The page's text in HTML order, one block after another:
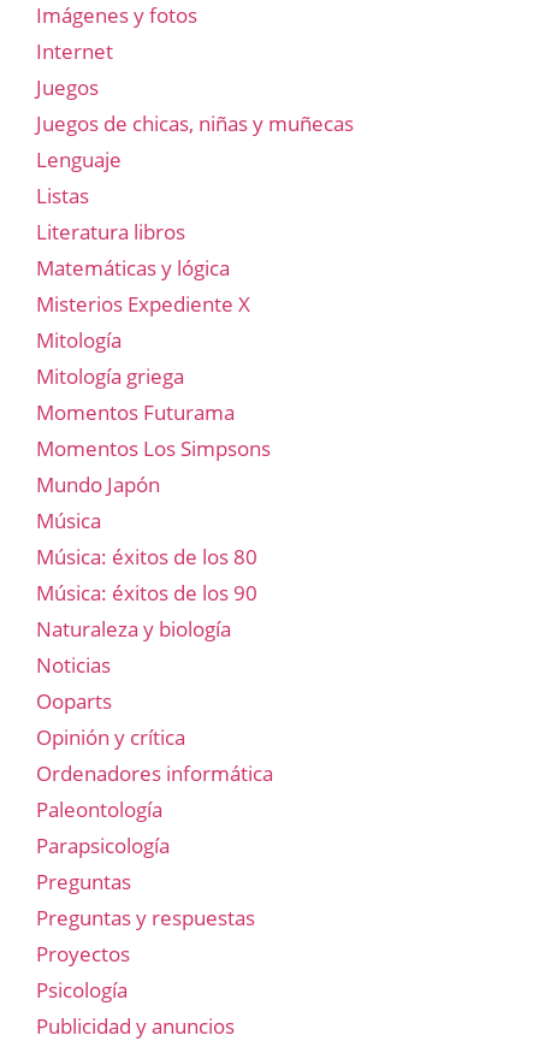
Imágenes y fotos
Internet
Juegos
Juegos de chicas, niñas y muñecas
Lenguaje
Listas
Literatura libros
Matemáticas y lógica
Misterios Expediente X
Mitología
Mitología griega
Momentos Futurama
Momentos Los Simpsons
Mundo Japón
Música
Música: éxitos de los 80
Música: éxitos de los 90
Naturaleza y biología
Noticias
Ooparts
Opinión y crítica
Ordenadores informática
Paleontología
Parapsicología
Preguntas
Preguntas y respuestas
Proyectos
Psicología
Publicidad y anuncios